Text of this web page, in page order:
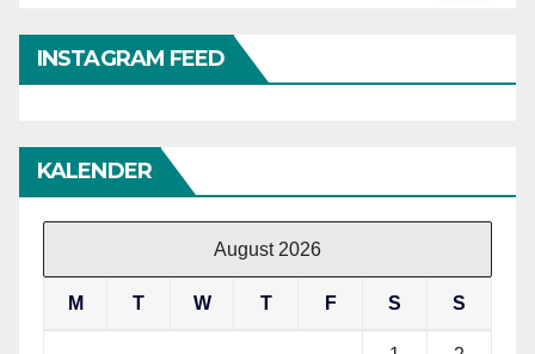
INSTAGRAM FEED
KALENDER
August 2026
M T W T F S S